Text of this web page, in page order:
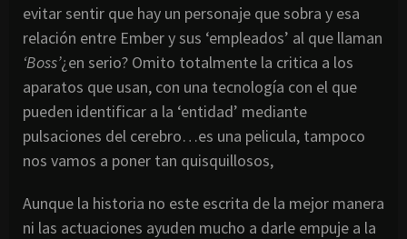
evitar sentir que hay un personaje que sobra y esa
relación entre Ember y sus ‘empleados’ al que llaman
‘Boss’¿en serio? Omito totalmente la critica a los
aparatos que usan, con una tecnología con el que
pueden identificar a la ‘entidad’ mediante
pulsaciones del cerebro…es una pelicula, tampoco
nos vamos a poner tan quisquillosos,
Aunque la historia no este escrita de la mejor manera
ni las actuaciones ayuden mucho a darle empuje a la